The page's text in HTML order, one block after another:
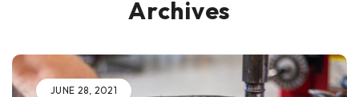
Archives
JUNE 28, 2021